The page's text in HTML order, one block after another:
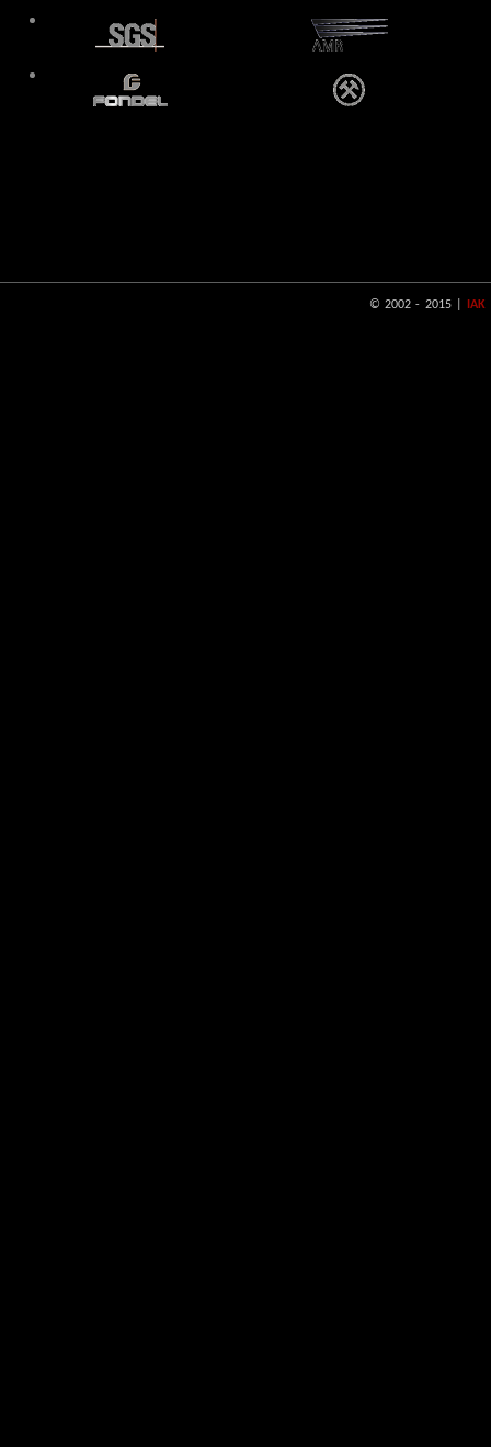
© 2002 - 2015 | IAK